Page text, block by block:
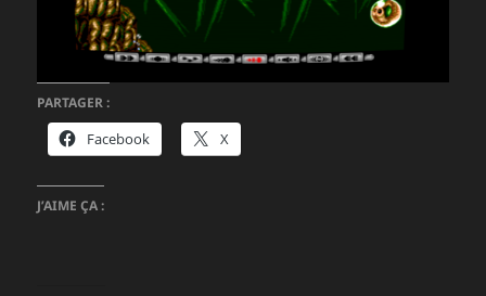
PARTAGER :
Facebook X
J’AIME ÇA :